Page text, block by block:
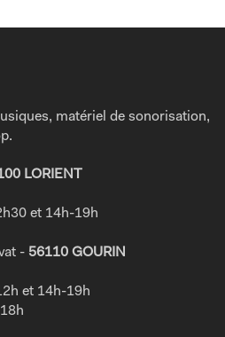
matériel de sonorisation,
LORIENT
et 14h-19h
- 56110 GOURIN
et 14h-19h